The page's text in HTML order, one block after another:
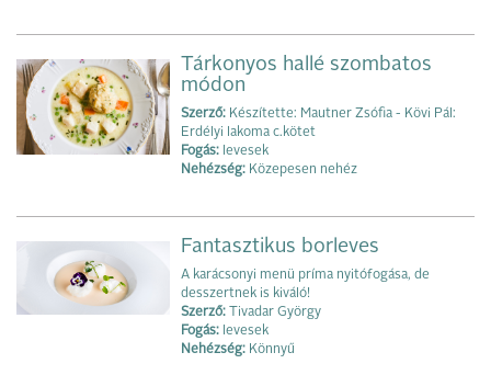
Tárkonyos hallé szombatos
módon
Szerző: Készítette: Mautner Zsófia - Kövi Pál:
Erdélyi lakoma c.kötet
Fogás: levesek
Nehézség: Közepesen nehéz
Fantasztikus borleves
A karácsonyi menü príma nyitófogása, de
desszertnek is kiváló!
Szerző: Tivadar György
Fogás: levesek
Nehézség: Könnyű